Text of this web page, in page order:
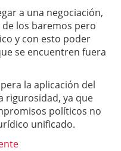
a una negociación,
los baremos pero
y con esto poder
se encuentren fuera
la aplicación del
rigurosidad, ya que
políticos no
unificado.